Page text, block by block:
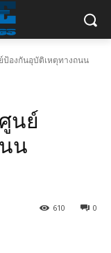
ป้องกันอุบัติเหตุทางถนน
นย์
น
0
610